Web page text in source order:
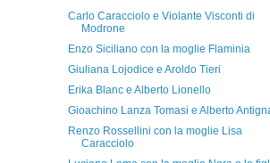
Carlo Caracciolo e Violante Visconti di
Modrone
Enzo Siciliano con la moglie Flaminia
Giuliana Lojodice e Aroldo Tieri
Erika Blanc e Alberto Lionello
Gioachino Lanza Tomasi e Alberto
Renzo Rossellini con la moglie Lisa
Caracciolo